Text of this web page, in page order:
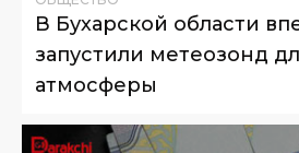
В Бухарской области
запустили метеозонд
атмосферы